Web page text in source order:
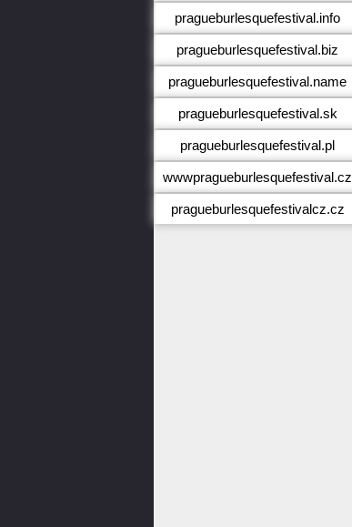
pragueburlesquefestival.info
pragueburlesquefestival.biz
pragueburlesquefestival.name
pragueburlesquefestival.sk
pragueburlesquefestival.pl
wwwpragueburlesquefestival.cz
pragueburlesquefestivalcz.cz